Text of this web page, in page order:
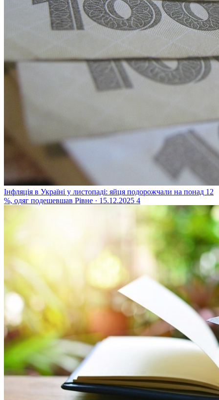
Інфляція в Україні у листопаді: яйця подорожчали на понад 12
%, одяг подешевшав Рівне · 15.12.2025 4